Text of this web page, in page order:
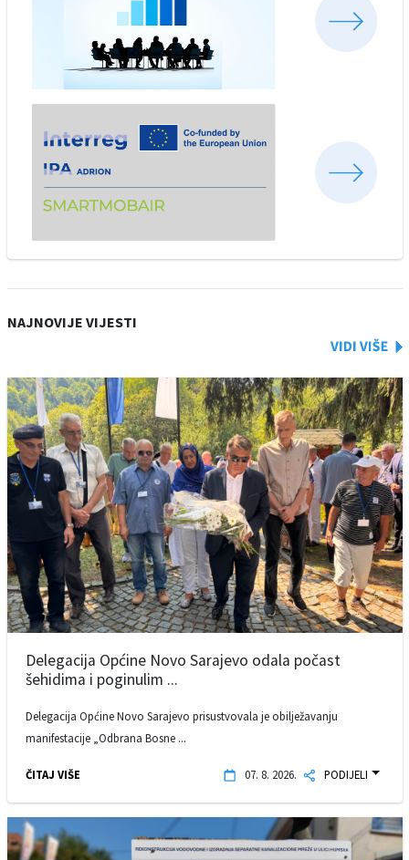
NAJNOVIJE VIJESTI
Delegacija Općine Novo Sarajevo odala počast
šehidima i poginulim ...
Delegacija Općine Novo Sarajevo prisustvovala je obilježavanju
manifestacije „Odbrana Bosne ...
ČITAJ VIŠE 07. 8. 2026. PODIJELI